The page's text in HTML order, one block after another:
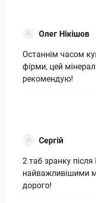
Олег Нікішов
Останнім часом
фірми, цей
рекомендую!
Сергій
2 таб зранку після
найважливішими
дорого!